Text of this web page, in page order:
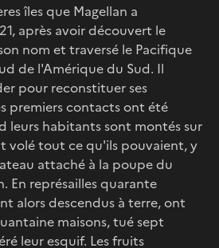
îles que Magellan a
après avoir découvert le
nom et traversé le Pacifique
de l'Amérique du Sud. Il
pour reconstituer ses
premiers contacts ont été
leurs habitants sont montés sur
volé tout ce qu'ils pouvaient, y
attaché à la poupe du
En représailles quarante
alors descendus à terre, ont
maisons, tué sept
leur esquif. Les fruits